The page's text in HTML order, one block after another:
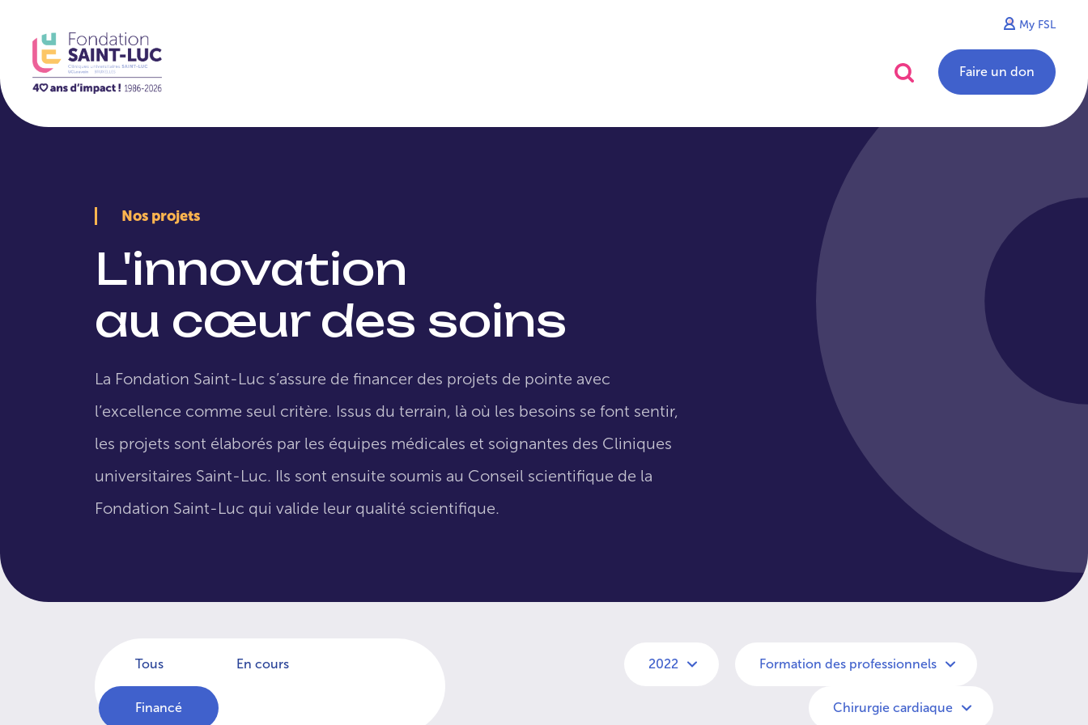
My FSL
Faire un don
Nos projets
L'innovation
au cœur des soins
La Fondation Saint-Luc s’assure de financer des projets de pointe avec
l’excellence comme seul critère. Issus du terrain, là où les besoins se font sentir,
les projets sont élaborés par les équipes médicales et soignantes des Cliniques
universitaires Saint-Luc. Ils sont ensuite soumis au Conseil scientifique de la
Fondation Saint-Luc qui valide leur qualité scientifique.
Tous En cours
Financé
2022 Formation des professionnels
Chirurgie cardiaque